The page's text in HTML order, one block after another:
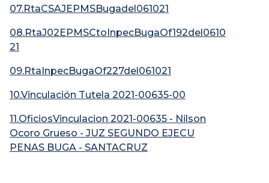
07.RtaCSAJEPMSBugadel061021
08.RtaJ02EPMSCtoInpecBugaOf192del0610
21
09.RtaInpecBugaOf227del061021
10.Vinculación Tutela 2021-00635-00
11.OficiosVinculacion 2021-00635 - Nilson
Ocoro Grueso - JUZ SEGUNDO EJECU
PENAS BUGA - SANTACRUZ